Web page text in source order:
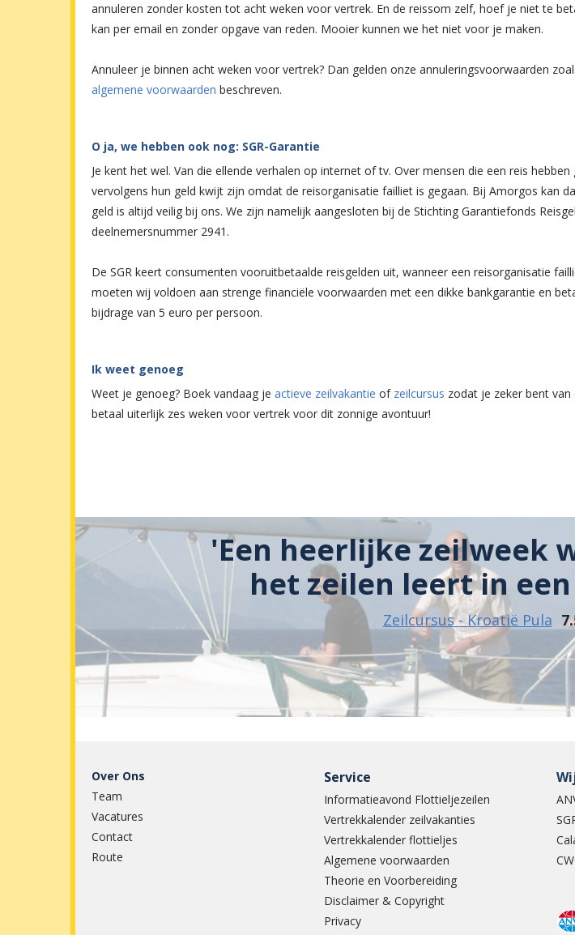
annuleren zonder kosten tot acht weken voor vertrek. En de reissom zelf, hoef je niet te
kan per email en zonder opgave van reden. Mooier kunnen we het niet voor je maken.
Annuleer je binnen acht weken voor vertrek? Dan gelden onze annuleringsvoorwaarden
algemene voorwaarden beschreven.
O ja, we hebben ook nog: SGR-Garantie
Je kent het wel. Van die ellende verhalen op internet of tv. Over mensen die een reis
vervolgens hun geld kwijt zijn omdat de reisorganisatie failliet is gegaan. Bij Amorgos kan
geld is altijd veilig bij ons. We zijn namelijk aangesloten bij de Stichting Garantiefonds
deelnemersnummer 2941.
De SGR keert consumenten vooruitbetaalde reisgelden uit, wanneer een reisorganisatie
moeten wij voldoen aan strenge financiële voorwaarden met een dikke bankgarantie en
bijdrage van 5 euro per persoon.
Ik weet genoeg
Weet je genoeg? Boek vandaag je actieve zeilvakantie of zeilcursus zodat je zeker bent van
betaal uiterlijk zes weken voor vertrek voor dit zonnige avontuur!
'Een heerlijke zeilweek
het zeilen leert in
Zeilcursus - Kroatië Pula
Over Ons
Team
Vacatures
Contact
Route
Service
Informatieavond Flottieljezeilen
Vertrekkalender zeilvakanties
Vertrekkalender flottieljes
Algemene voorwaarden
Theorie en Voorbereiding
Disclaimer & Copyright
Privacy